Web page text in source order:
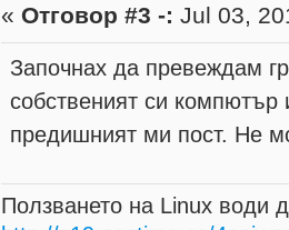
« Отговор #3 -: Jul 03,
Започнах да превеждам
собственият си
предишният ми пост. Не
Ползването на Linux води